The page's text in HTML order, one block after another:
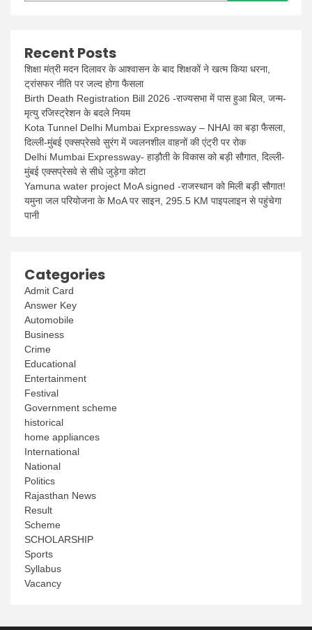
Recent Posts
शिक्षा मंत्री मदन दिलावर के आश्वासन के बाद शिक्षकों ने खत्म किया धरना,
ट्रांसफर नीति पर जल्द होगा फैसला
Birth Death Registration Bill 2026 -राज्यसभा में पास हुआ बिल, जन्म-
मृत्यु रजिस्ट्रेशन के बदले नियम
Kota Tunnel Delhi Mumbai Expressway – NHAI का बड़ा फैसला,
दिल्ली-मुंबई एक्सप्रेसवे सुरंग में ज्वलनशील वाहनों की एंट्री पर रोक
Delhi Mumbai Expressway- हाड़ौती के विकास को बड़ी सौगात, दिल्ली-
मुंबई एक्सप्रेसवे से सीधे जुड़ेगा कोटा
Yamuna water project MoA signed -राजस्थान को मिली बड़ी सौगात!
यमुना जल परियोजना के MoA पर साइन, 295.5 KM पाइपलाइन से पहुंचेगा
पानी
Categories
Admit Card
Answer Key
Automobile
Business
Crime
Educational
Entertainment
Festival
Government scheme
historical
home appliances
International
National
Politics
Rajasthan News
Result
Scheme
SCHOLARSHIP
Sports
Syllabus
Vacancy